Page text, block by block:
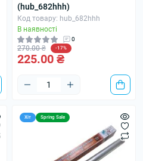
(hub_682hhh)
Код товару: hub_682hhh
В наявності
0
270.00 ₴ -17%
225.00 ₴
Хіт Spring Sale